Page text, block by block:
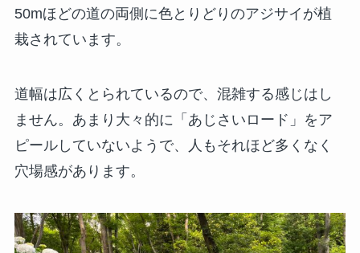
50mほどの道の両側に色とりどりのアジサイが植
栽されています。
道幅は広くとられているので、混雑する感じはし
ません。あまり大々的に「あじさいロード」をア
ピールしていないようで、人もそれほど多くなく
穴場感があります。